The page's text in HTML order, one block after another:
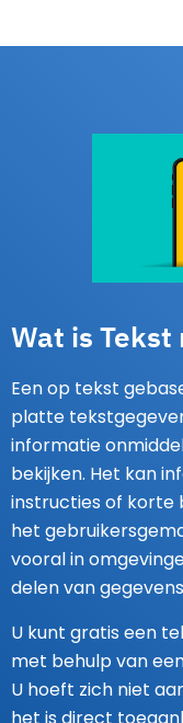
Wat is Tekst
Een op tekst
platte
informatie
bekijken. Het kan
instructies of
het
vooral in
delen van
U kunt gratis een
met behulp van
U hoeft zich niet